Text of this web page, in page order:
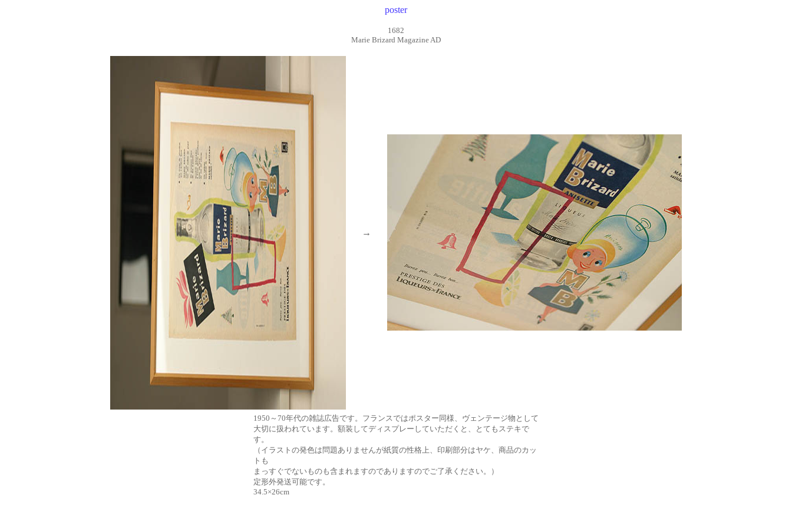
poster
1682
Marie Brizard Magazine AD
→
1950～70年代の雑誌広告です。フランスではポスター同様、ヴェンテージ物として
大切に扱われています。額装してディスプレーしていただくと、とてもステキで
す。
（イラストの発色は問題ありませんが紙質の性格上、印刷部分はヤケ、商品のカッ
トも
まっすぐでないものも含まれますのでありますのでご了承ください。）
定形外発送可能です。
34.5×26cm